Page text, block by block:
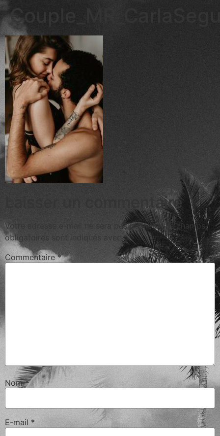
Laisser un commentaire
Votre adresse e-mail ne sera pas publiée. Les champs
obligatoires sont indiqués avec*
Commentaire*
Nom*
E-mail *